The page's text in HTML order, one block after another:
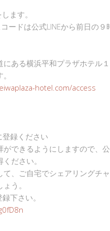
ます。
ードは公式LINEから前日の９
にある横浜平和プラザホテル
hotel.com/access
登録ください
できるようにしますので、公
ださい。
て、ご自宅でシェアリングチ
う。
下さい。